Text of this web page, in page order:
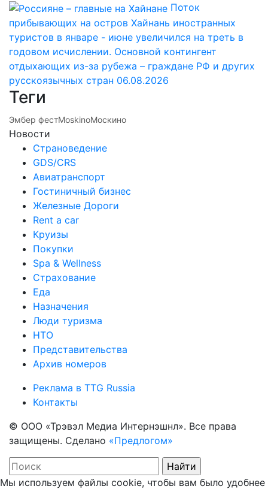
Поток
прибывающих на остров Хайнань иностранных
туристов в январе - июне увеличился на треть в
годовом исчислении. Основной контингент
отдыхающих из-за рубежа – граждане РФ и других
русскоязычных стран 06.08.2026
Теги
Эмбер фестMoskinoМоскино
Новости
Страноведение
GDS/CRS
Авиатранспорт
Гостиничный бизнес
Железные Дороги
Rent a car
Круизы
Покупки
Spa & Wellness
Страхование
Еда
Назначения
Люди туризма
НТО
Представительства
Архив номеров
Реклама в TTG Russia
Контакты
© ООО «Трэвэл Медиа Интернэшнл». Все права
защищены. Сделано «Предлогом»
Мы используем файлы cookie, чтобы вам было удобнее